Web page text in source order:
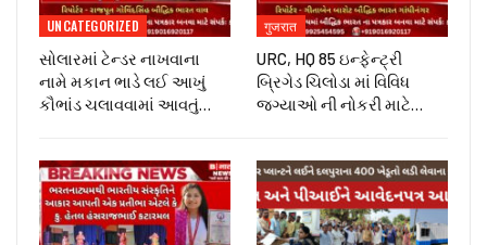
UNCATEGORIZED
સોલારમાં ટેન્ડર નાખવાના
નામે મકાન ભાડે લઈ આખું
કૌભાંડ ચલાવવામાં આવતું…
गुजरात
URC, HQ 85 ઇન્ફેન્ટ્રી
બ્રિગેડ ચિલોડા માં વિવિધ
જગ્યાઓ ની નોકરી માટે…